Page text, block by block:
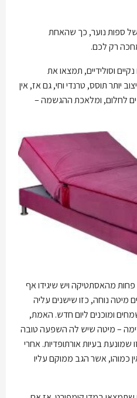
ספות נוער, כך שהאחת
רק לכם.
וסולידיים, תמצאו את
יותר תוסס, טרנדי וחי, גם אז, אין
לחלום, ומלאכת ההגשמה –
מהאסתטיקה ויש שיגידו אף
מיטה נוחה, כזו שישנים עליה
ומוכנים ליום חדש. האמת,
– מיטה שיש לה השפעה טובה
שמונעת בעיות אורתופדיות. אחרי
כמוהו, אשר הגב ממוקם עליו